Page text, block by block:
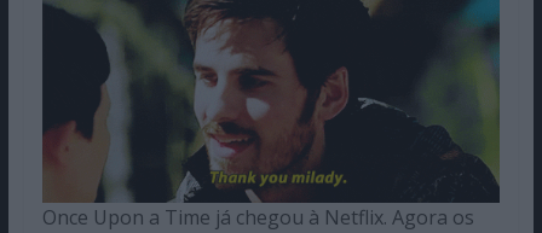
Once Upon a Time já chegou à Netflix. Agora os